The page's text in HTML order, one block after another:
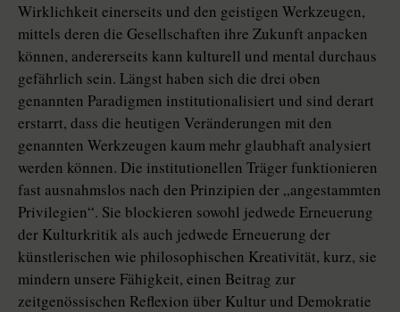
Wirklichkeit einerseits und den geistigen Werkzeugen,
mittels deren die Gesellschaften ihre Zukunft anpacken
können, andererseits kann kulturell und mental durchaus
gefährlich sein. Längst haben sich die drei oben
genannten Paradigmen institutionalisiert und sind derart
erstarrt, dass die heutigen Veränderungen mit den
genannten Werkzeugen kaum mehr glaubhaft analysiert
werden können. Die institutionellen Träger funktionieren
fast ausnahmslos nach den Prinzipien der „angestammten
Privilegien“. Sie blockieren sowohl jedwede Erneuerung
der Kulturkritik als auch jedwede Erneuerung der
künstlerischen wie philosophischen Kreativität, kurz, sie
mindern unsere Fähigkeit, einen Beitrag zur
zeitgenössischen Reflexion über Kultur und Demokratie